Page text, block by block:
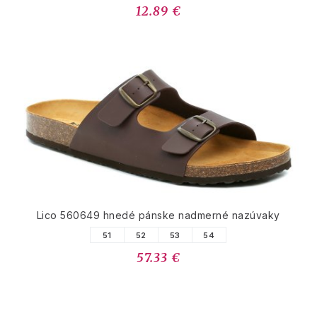
12.89 €
Lico 560649 hnedé pánske nadmerné nazúvaky
51 52 53 54
57.33 €